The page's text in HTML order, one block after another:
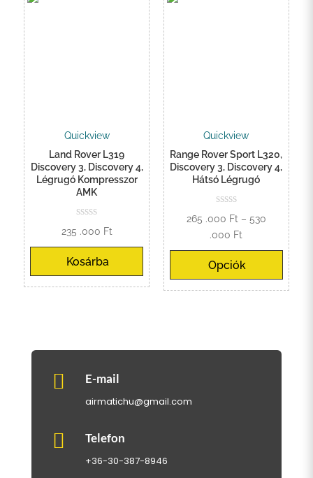
Quickview
Land Rover L319
Discovery 3, Discovery 4,
Légrugó Kompresszor
AMK
235 .000 Ft
Kosárba
Quickview
Range Rover Sport L320,
Discovery 3, Discovery 4,
Hátsó Légrugó
265 .000 Ft – 530
.000 Ft Ártartomány:
265
.000 Ft
-
Opciók
 E-mail
airmatichu@gmail.com
 Telefon
+36-30-387-8946